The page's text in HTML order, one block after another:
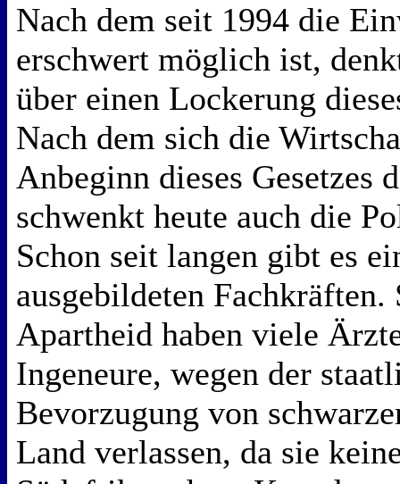
Nach dem seit 1994 die
erschwert möglich ist,
über einen Lockerung
Nach dem sich die
Anbeginn dieses Gesetzes
schwenkt heute auch die
Schon seit langen gibt es
ausgebildeten Fachkräften.
Apartheid haben viele
Ingeneure, wegen der
Bevorzugung von
Land verlassen, da sie